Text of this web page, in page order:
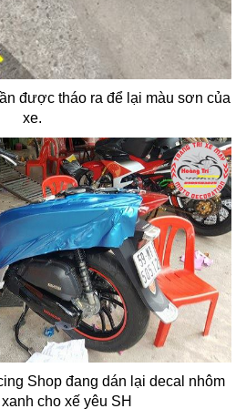
được tháo ra để lại màu sơn của
xe.
Shop đang dán lại decal nhôm
cho xế yêu SH